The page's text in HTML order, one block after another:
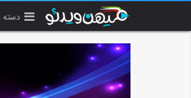
دسته